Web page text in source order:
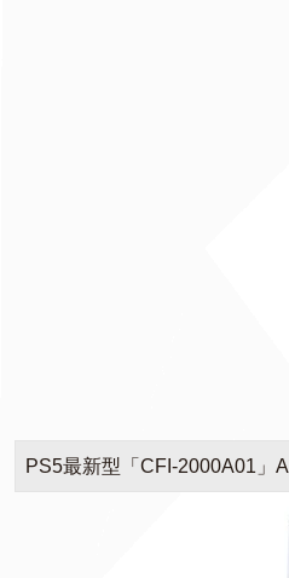
PS5最新型「CFI-2000A01」